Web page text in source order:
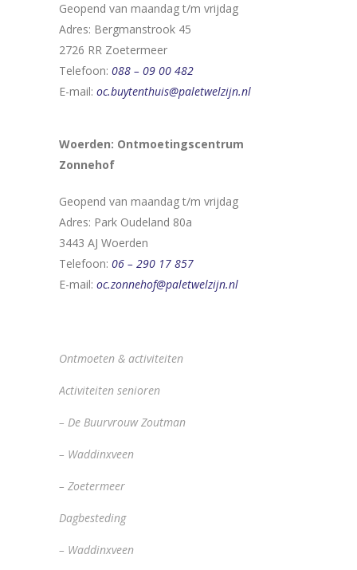
Geopend van maandag t/m vrijdag
Adres: Bergmanstrook 45
2726 RR Zoetermeer
Telefoon: 088 – 09 00 482
E-mail: oc.buytenthuis@paletwelzijn.nl
Woerden: Ontmoetingscentrum
Zonnehof
Geopend van maandag t/m vrijdag
Adres: Park Oudeland 80a
3443 AJ Woerden
Telefoon: 06 – 290 17 857
E-mail: oc.zonnehof@paletwelzijn.nl
Ontmoeten & activiteiten
Activiteiten senioren
– De Buurvrouw Zoutman
– Waddinxveen
– Zoetermeer
Dagbesteding
– Waddinxveen